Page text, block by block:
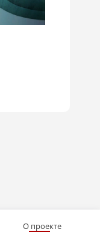
О проекте